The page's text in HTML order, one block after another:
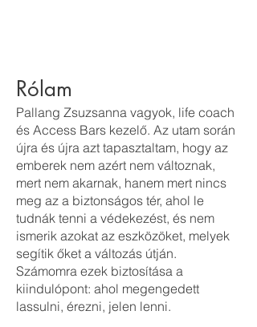
Rólam
Pallang Zsuzsanna vagyok, life coach
és Access Bars kezelő. Az utam során
újra és újra azt tapasztaltam, hogy az
emberek nem azért nem változnak,
mert nem akarnak, hanem mert nincs
meg az a biztonságos tér, ahol le
tudnák tenni a védekezést, és nem
ismerik azokat az eszközöket, melyek
segítik őket a változás útján.
Számomra ezek biztosítása a
kiindulópont: ahol megengedett
lassulni, érezni, jelen lenni.